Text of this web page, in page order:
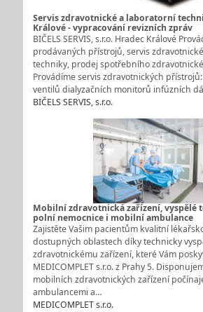
Servis zdravotnické a laboratorní
Králové - vypracování revizních zpráv
BIČELS SERVIS, s.r.o. Hradec Králové
prodávaných přístrojů, servis
techniky, prodej spotřebního
Provádíme servis zdravotnických
ventilů dialyzačních monitorů infúzních
BIČELS SERVIS, s.r.o.
Mobilní zdravotnická zařízení, vyspělé
polní nemocnice i mobilní ambulance
Zajistěte Vašim pacientům kvalitní
dostupných oblastech díky technicky
zdravotnickému zařízení, které Vám
MEDICOMPLET s.r.o. z Prahy 5.
mobilních zdravotnických zařízení
ambulancemi a…
MEDICOMPLET s.r.o.